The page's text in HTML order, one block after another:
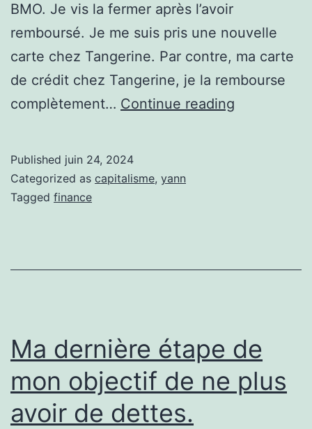
BMO. Je vis la fermer après l’avoir
remboursé. Je me suis pris une nouvelle
carte chez Tangerine. Par contre, ma carte
de crédit chez Tangerine, je la rembourse
complètement… Continue reading
finances
Published juin 24, 2024
Categorized as capitalisme, yann
Tagged finance
Ma dernière étape de
mon objectif de ne plus
avoir de dettes.